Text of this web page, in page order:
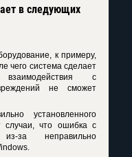
в следующих
к примеру,
чего система сделает
с
не сможет
установленного
случаи, что ошибка с
за неправильно